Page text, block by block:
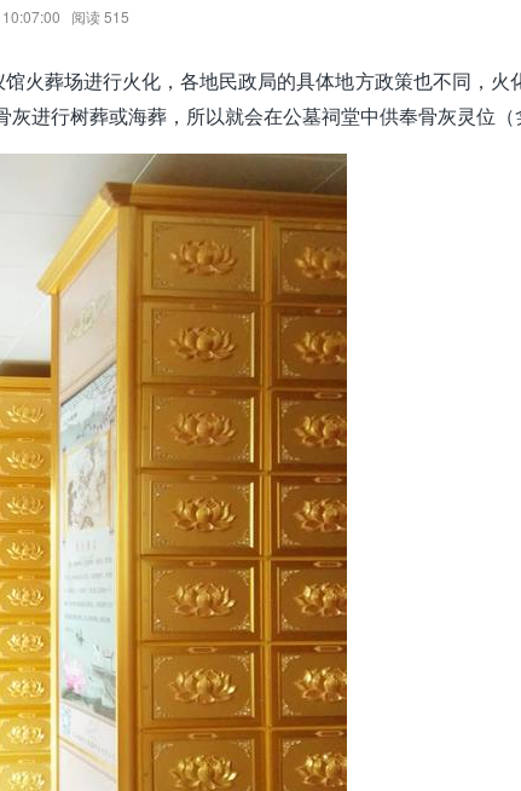
阅读515
火葬场进行火化，各地民政局的具体地方政策也不同，火
灰进行树葬或海葬，所以就会在公墓祠堂中供奉骨灰灵位（